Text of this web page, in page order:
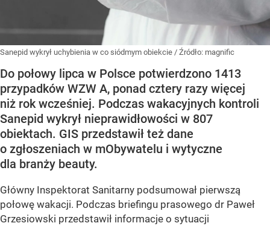
Sanepid wykrył uchybienia w co siódmym obiekcie / Źródło: magnific
Do połowy lipca w Polsce potwierdzono 1413
przypadków WZW A, ponad cztery razy więcej
niż rok wcześniej. Podczas wakacyjnych kontroli
Sanepid wykrył nieprawidłowości w 807
obiektach. GIS przedstawił też dane
o zgłoszeniach w mObywatelu i wytyczne
dla branży beauty.
Główny Inspektorat Sanitarny podsumował pierwszą
połowę wakacji. Podczas briefingu prasowego dr Paweł
Grzesiowski przedstawił informacje o sytuacji